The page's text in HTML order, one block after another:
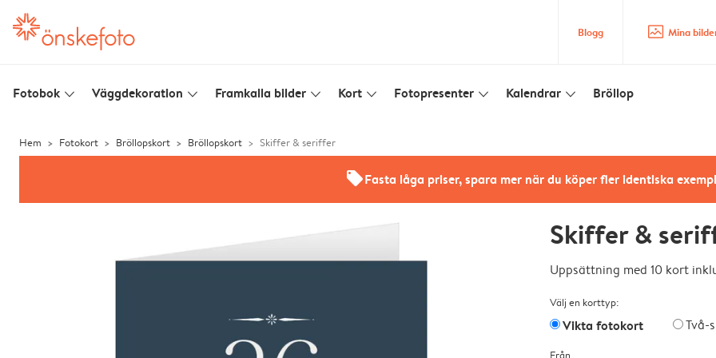
Blogg image_placeholder Mina
Fotobok slim_arrow_down Väggdekoration slim_arrow_down Framkalla bilder slim_arrow_down Kort slim_arrow_down Fotopresenter slim_arrow_down Kalendrar slim_arrow_down Bröllop
Hem Fotokort Bröllopskort Bröllopskort Skiffer & seriffer
offersFasta låga priser, spara mer när du köper fler identiska
Skiffer &
Uppsättning med 10 kort
Välj en korttyp:
Vikta fotokort Två-
Från